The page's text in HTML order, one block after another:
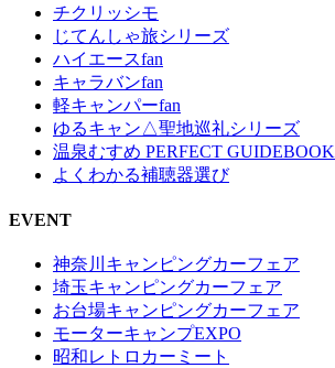
チクリッシモ
じてんしゃ旅シリーズ
ハイエースfan
キャラバンfan
軽キャンパーfan
ゆるキャン△聖地巡礼シリーズ
温泉むすめ PERFECT GUIDEBOOK
よくわかる補聴器選び
EVENT
神奈川キャンピングカーフェア
埼玉キャンピングカーフェア
お台場キャンピングカーフェア
モーターキャンプEXPO
昭和レトロカーミート